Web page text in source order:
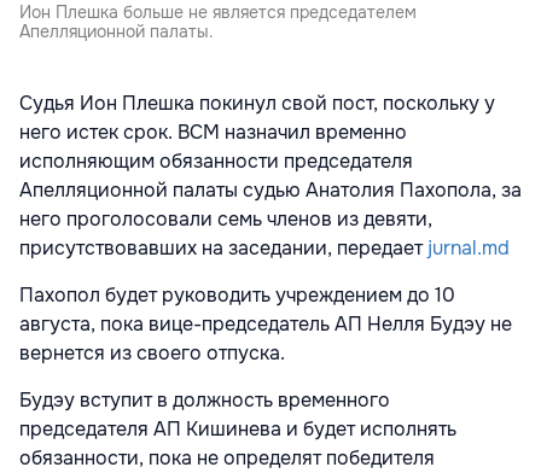
Ион Плешка больше не является председателем
Апелляционной палаты.
Судья Ион Плешка покинул свой пост, поскольку у
него истек срок. ВСМ назначил временно
исполняющим обязанности председателя
Апелляционной палаты судью Анатолия Пахопола, за
него проголосовали семь членов из девяти,
присутствовавших на заседании, передаетjurnal.md
Пахопол будет руководить учреждением до 10
августа, пока вице-председатель АП Нелля Будэу не
вернется из своего отпуска.
Будэу вступит в должность временного
председателя АП Кишинева и будет исполнять
обязанности, пока не определят победителя